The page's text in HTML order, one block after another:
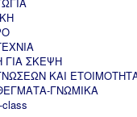
ΓΙΑ ΣΚΕΨΗ
ΚΑΙ
ΓΝΩΜΙΚΑ
class